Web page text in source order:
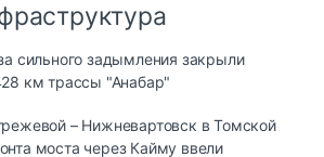
сильного задымления закрыли
км трассы "Анабар"
– Нижневартовск в Томской
моста через Кайму ввели